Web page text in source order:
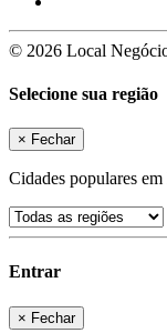
© 2026 Local
Selecione sua região
× Fechar
Cidades populares em
Entrar
× Fechar